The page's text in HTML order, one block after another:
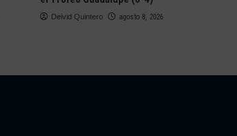
Deivid Quintero agosto 8, 2026